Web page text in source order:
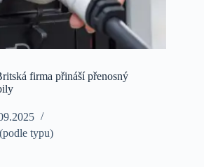
firma přináší přenosný
typu)